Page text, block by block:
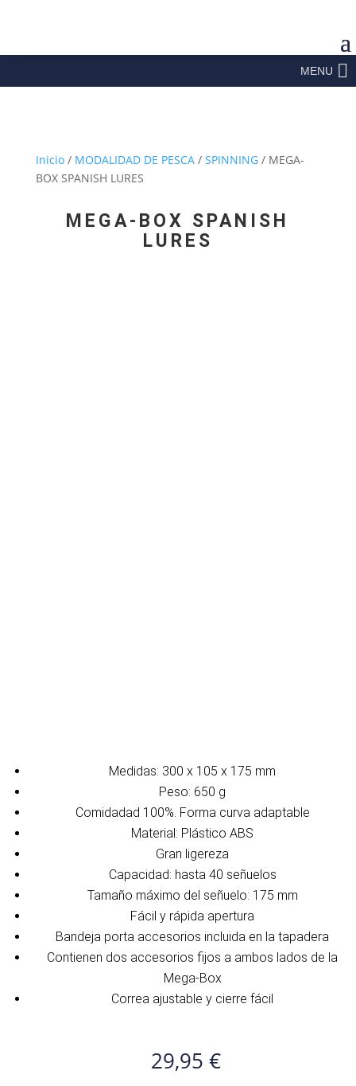
MENU
Inicio/ MODALIDAD DE PESCA/ SPINNING/ MEGA-
BOX SPANISH LURES
MEGA-BOX SPANISH
LURES
Medidas: 300 x 105 x 175 mm
Peso: 650 g
Comidadad 100%. Forma curva adaptable
Material: Plástico ABS
Gran ligereza
Capacidad: hasta 40 señuelos
Tamaño máximo del señuelo: 175 mm
Fácil y rápida apertura
Bandeja porta accesorios incluida en la tapadera
Contienen dos accesorios fijos a ambos lados de la
Mega-Box
Correa ajustable y cierre fácil
29,95 €